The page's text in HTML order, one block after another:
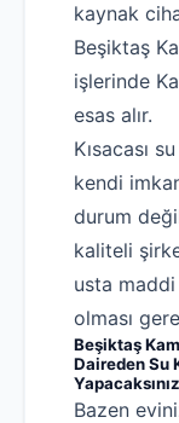
kaynak
Beşiktaş
işlerinde
esas alır.
Kısacası
kendi
durum
kaliteli
usta
olması
Beşiktaş
Daireden Su
Bazen